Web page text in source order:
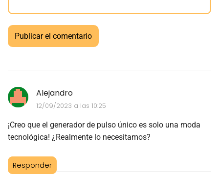
Alejandro
12/09/2023 a las 10:25
¡Creo que el generador de pulso único es solo una moda
tecnológica! ¿Realmente lo necesitamos?
Responder